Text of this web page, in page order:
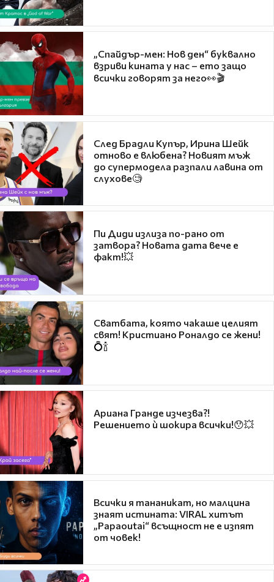
„Спайдър-мен: Нов ден“ буквално
взриви кината у нас – ето защо
всички говорят за него👀🎬
След Брадли Купър, Ирина Шейк
отново е влюбена? Новият мъж
до супермодела разпали лавина от
слухове🧐
Пи Диди излиза по-рано от
затвора? Новата дата вече е
факт!💥
Сватбата, която чакаше целият
свят! Кристиано Роналдо се жени!
💍🍾
Ариана Гранде изчезва?!
Решението ѝ шокира всички!😯💥
Всички я тананикат, но малцина
знаят истината: VIRAL хитът
„Papaoutai“ всъщност не е изпят
от човек!